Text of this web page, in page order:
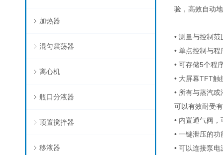
加热器
混匀震荡器
离心机
瓶口分液器
顶置搅拌器
移液器
验，高效自动
• 测量与控制
• 单点控制与
• 可存储5个程
• 大屏幕TFT触
• 所有与蒸汽
可以有效耐受
• 内置通气阀
• 一键泄压的
• 可以连接泵